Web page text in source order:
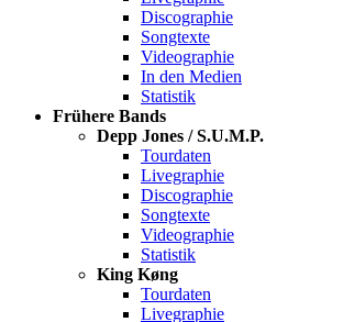
Discographie
Songtexte
Videographie
In den Medien
Statistik
Frühere Bands
Depp Jones / S.U.M.P.
Tourdaten
Livegraphie
Discographie
Songtexte
Videographie
Statistik
King Køng
Tourdaten
Livegraphie